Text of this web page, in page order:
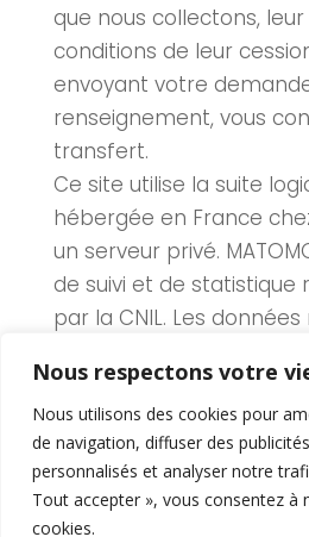
Nous respectons votre
Nous utilisons des cookies pour
de navigation, diffuser des
personnalisés et analyser notre
Tout accepter », vous consentez à
cookies.
que nous collectons,
conditions de leur
envoyant votre
renseignement, vous
transfert.
Ce site utilise la suite
hébergée en France
un serveur privé.
de suivi et de
par la CNIL. Les
dans un cadre privé
afin d’améliorer